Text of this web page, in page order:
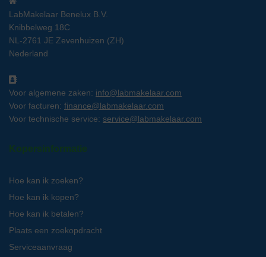
LabMakelaar Benelux B.V.
Knibbelweg 18C
NL-2761 JE Zevenhuizen (ZH)
Nederland
Voor algemene zaken: info@labmakelaar.com
Voor facturen: finance@labmakelaar.com
Voor technische service: service@labmakelaar.com
Kopersinformatie
Hoe kan ik zoeken?
Hoe kan ik kopen?
Hoe kan ik betalen?
Plaats een zoekopdracht
Serviceaanvraag